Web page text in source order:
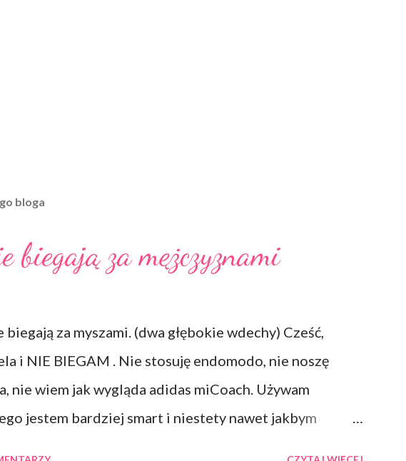
bloga
biegają za mężczyznami
biegają za myszami. (dwa głębokie wdechy) Cześć,
i NIE BIEGAM . Nie stosuję endomodo, nie noszę
nie wiem jak wygląda adidas miCoach. Używam
jestem bardziej smart i niestety nawet jakbym